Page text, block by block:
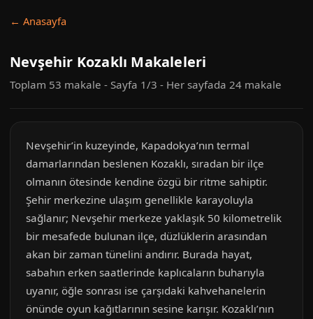
← Anasayfa
Nevşehir Kozaklı Makaleleri
Toplam 53 makale - Sayfa 1/3 - Her sayfada 24 makale
Nevşehir’in kuzeyinde, Kapadokya’nın termal
damarlarından beslenen Kozaklı, sıradan bir ilçe
olmanın ötesinde kendine özgü bir ritme sahiptir.
Şehir merkezine ulaşım genellikle karayoluyla
sağlanır; Nevşehir merkeze yaklaşık 50 kilometrelik
bir mesafede bulunan ilçe, düzlüklerin arasından
akan bir zaman tünelini andırır. Burada hayat,
sabahın erken saatlerinde kaplıcaların buharıyla
uyanır, öğle sonrası ise çarşıdaki kahvehanelerin
önünde oyun kağıtlarının sesine karışır. Kozaklı’nın